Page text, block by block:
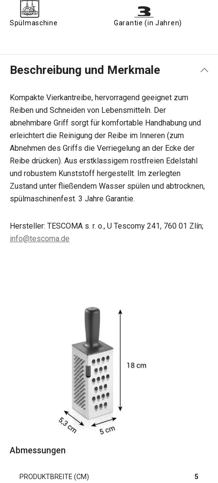
Spülmaschine Garantie (in Jahren)
Beschreibung und Merkmale
Kompakte Vierkantreibe, hervorragend geeignet zum
Reiben und Schneiden von Lebensmitteln. Der
abnehmbare Griff sorgt für komfortable Handhabung und
erleichtert die Reinigung der Reibe im Inneren (zum
Abnehmen des Griffs die Verriegelung an der Ecke der
Reibe drücken). Aus erstklassigem rostfreien Edelstahl
und robustem Kunststoff hergestellt. Im zerlegten
Zustand unter fließendem Wasser spülen und abtrocknen,
spülmaschinenfest. 3 Jahre Garantie.
Hersteller: TESCOMA s. r. o., U Tescomy 241, 760 01 Zlín;
info@tescoma.de
Abmessungen
PRODUKTBREITE (CM) 5